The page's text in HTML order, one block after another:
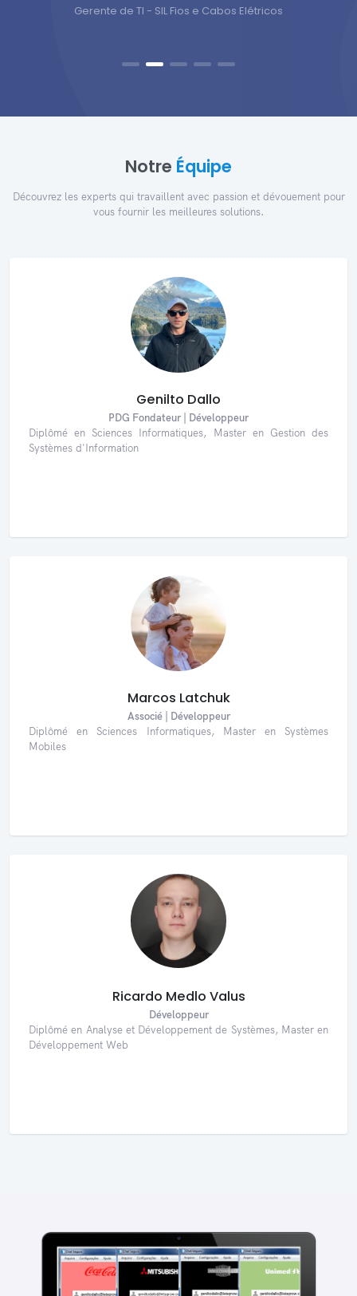
Gerente de TI - SIL Fios e Cabos Elétricos
Notre Équipe
Découvrez les experts qui travaillent avec passion et dévouement pour
vous fournir les meilleures solutions.
Genilto Dallo
PDG Fondateur | Développeur
Diplômé en Sciences Informatiques, Master en Gestion des
Systèmes d'Information
Marcos Latchuk
Associé | Développeur
Diplômé en Sciences Informatiques, Master en Systèmes
Mobiles
Ricardo Medlo Valus
Développeur
Diplômé en Analyse et Développement de Systèmes, Master en
Développement Web